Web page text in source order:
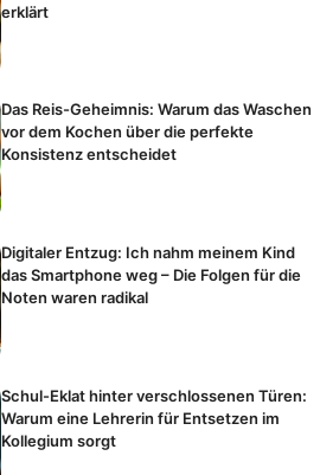
erklärt
Das Reis-Geheimnis: Warum das Waschen
vor dem Kochen über die perfekte
Konsistenz entscheidet
Digitaler Entzug: Ich nahm meinem Kind
das Smartphone weg – Die Folgen für die
Noten waren radikal
Schul-Eklat hinter verschlossenen Türen:
Warum eine Lehrerin für Entsetzen im
Kollegium sorgt